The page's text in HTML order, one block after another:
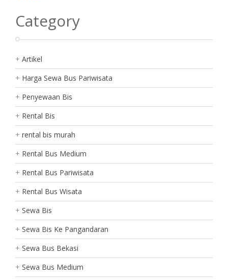
Category
Artikel
Harga Sewa Bus Pariwisata
Penyewaan Bis
Rental Bis
rental bis murah
Rental Bus Medium
Rental Bus Pariwisata
Rental Bus Wisata
Sewa Bis
Sewa Bis Ke Pangandaran
Sewa Bus Bekasi
Sewa Bus Medium